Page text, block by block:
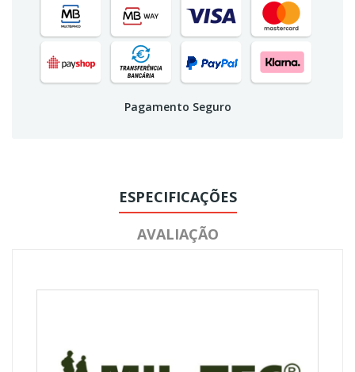
Pagamento Seguro
ESPECIFICAÇÕES
AVALIAÇÃO